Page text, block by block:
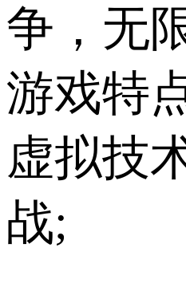
争，无
游戏特
虚拟技
战;